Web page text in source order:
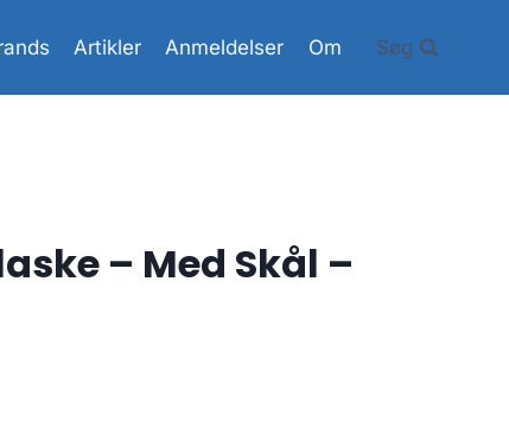
Artikler Anmeldelser Om Søg
– Med Skål –